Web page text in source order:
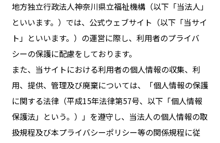
地方独立行政法人神奈川県立福祉機構（以下「当法人」
といいます。）では、公式ウェブサイト（以下「当サイ
ト」といいます。）の運営に際し、利用者のプライバ
シーの保護に配慮をしております。
また、当サイトにおける利用者の個人情報の収集、利
用、提供、管理及び廃棄については、「個人情報の保護
に関する法律（平成15年法律第57号、以下「個人情報
保護法」という。）」を遵守し、当法人の個人情報の取
扱規程及び本プライバシーポリシー等の関係規程に従